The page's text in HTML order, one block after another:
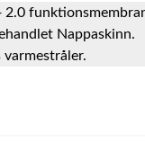
2.0
Nappaskinn.
varmestråler.